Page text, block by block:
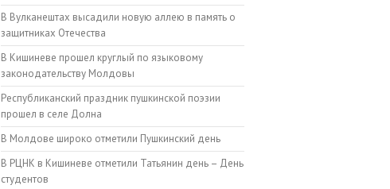
В Вулканештах высадили новую аллею в память о
защитниках Отечества
В Кишиневе прошел круглый по языковому
законодательству Молдовы
Республиканский праздник пушкинской поэзии
прошел в селе Долна
В Молдове широко отметили Пушкинский день
В РЦНК в Кишиневе отметили Татьянин день – День
студентов